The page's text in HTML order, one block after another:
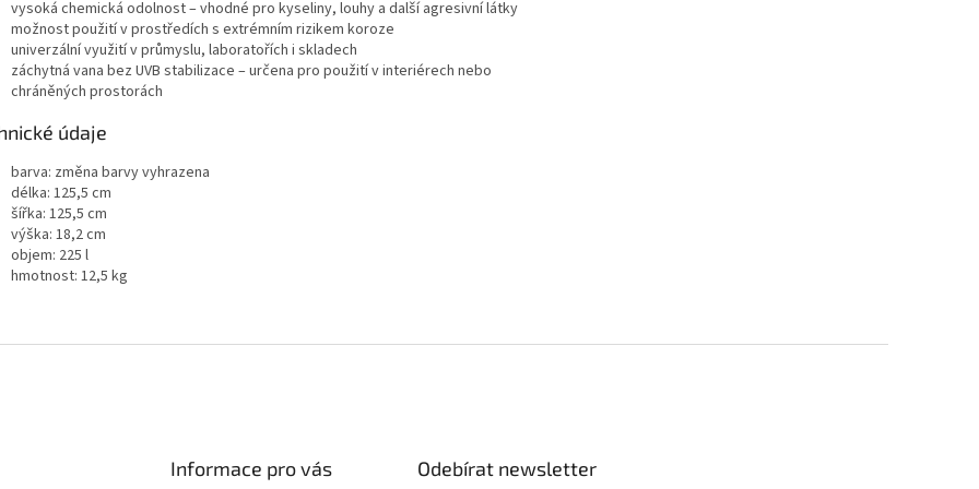
vysoká chemická odolnost – vhodné pro kyseliny, louhy a další agresivní látky
možnost použití v prostředích s extrémním rizikem koroze
univerzální využití v průmyslu, laboratořích i skladech
záchytná vana bez UVB stabilizace – určena pro použití v interiérech nebo
chráněných prostorách
údaje
barva: změna barvy vyhrazena
délka: 125,5 cm
šířka: 125,5 cm
výška: 18,2 cm
objem: 225 l
hmotnost: 12,5 kg
Informace pro vás Odebírat newsletter